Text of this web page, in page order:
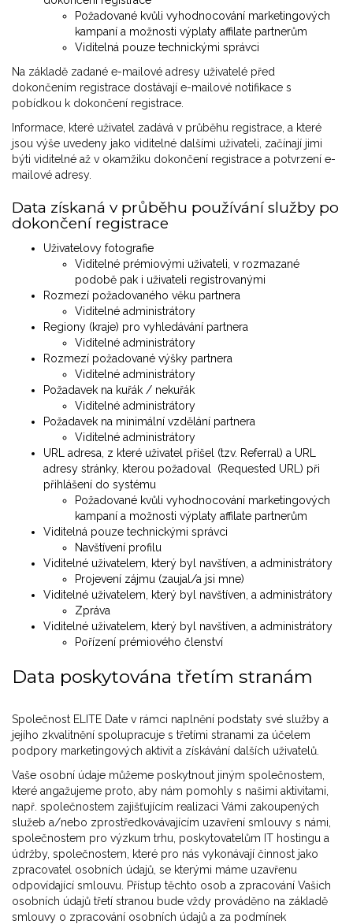
Požadované kvůli vyhodnocování marketingových
kampaní a možnosti výplaty affilate partnerům
Viditelná pouze technickými správci
Na základě zadané e-mailové adresy uživatelé před
dokončením registrace dostávají e-mailové notifikace s
pobídkou k dokončení registrace.
Informace, které uživatel zadává v průběhu registrace, a které
jsou výše uvedeny jako viditelné dalšími uživateli, začínají jimi
býti viditelné až v okamžiku dokončení registrace a potvrzení e-
mailové adresy.
Data získaná v průběhu používání služby po
dokončení registrace
Uživatelovy fotografie
Viditelné prémiovými uživateli, v rozmazané
podobě pak i uživateli registrovanými
Rozmezí požadovaného věku partnera
Viditelné administrátory
Regiony (kraje) pro vyhledávání partnera
Viditelné administrátory
Rozmezí požadované výšky partnera
Viditelné administrátory
Požadavek na kuřák / nekuřák
Viditelné administrátory
Požadavek na minimální vzdělání partnera
Viditelné administrátory
URL adresa, z které uživatel přišel (tzv. Referral) a URL
adresy stránky, kterou požadoval (Requested URL) při
přihlášení do systému
Požadované kvůli vyhodnocování marketingových
kampaní a možnosti výplaty affilate partnerům
Viditelná pouze technickými správci
Navštívení profilu
Viditelné uživatelem, který byl navštíven, a administrátory
Projevení zájmu (zaujal/a jsi mne)
Viditelné uživatelem, který byl navštíven, a administrátory
Zpráva
Viditelné uživatelem, který byl navštíven, a administrátory
Pořízení prémiového členství
Data poskytována třetím stranám
Společnost ELITE Date v rámci naplnění podstaty své služby a
jejího zkvalitnění spolupracuje s třetími stranami za účelem
podpory marketingových aktivit a získávání dalších uživatelů.
Vaše osobní údaje můžeme poskytnout jiným společnostem,
které angažujeme proto, aby nám pomohly s našimi aktivitami,
např. společnostem zajišťujícím realizaci Vámi zakoupených
služeb a/nebo zprostředkovávajícím uzavření smlouvy s námi,
společnostem pro výzkum trhu, poskytovatelům IT hostingu a
údržby, společnostem, které pro nás vykonávají činnost jako
zpracovatel osobních údajů, se kterými máme uzavřenu
odpovídající smlouvu. Přístup těchto osob a zpracování Vašich
osobních údajů třetí stranou bude vždy prováděno na základě
smlouvy o zpracování osobních údajů a za podmínek